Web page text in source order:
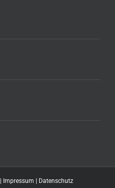
Impressum Datenschutz